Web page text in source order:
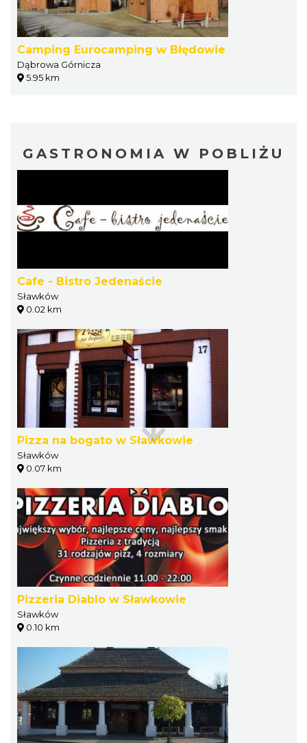
Camping Eurocamping w Błędowie
Dąbrowa Górnicza
5.95 km
GASTRONOMIA W POBLIŻU
Cafe - Bistro Jedenaście
Sławków
0.02 km
Pizza na bogato w Sławkowie
Sławków
0.07 km
Pizzeria Diablo w Sławkowie
Sławków
0.10 km